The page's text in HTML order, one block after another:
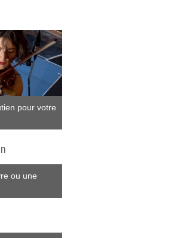
pour votre
ou une